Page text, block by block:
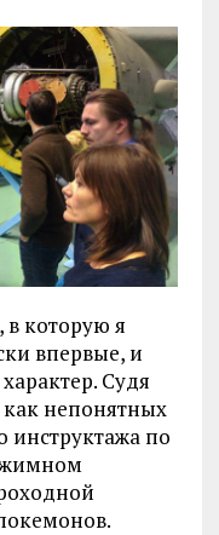
в которую я
впервые, и
Судя
непонятных
инструктажа по